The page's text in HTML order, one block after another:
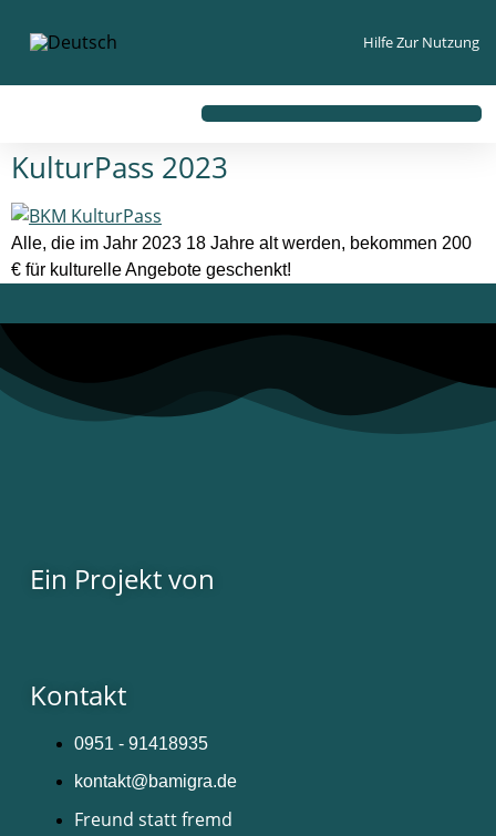
Hilfe Zur Nutzung
KulturPass 2023
Alle, die im Jahr 2023 18 Jahre alt werden, bekommen 200
€ für kulturelle Angebote geschenkt!
Ein Projekt von
Kontakt
0951 - 91418935
kontakt@bamigra.de
Freund statt fremd